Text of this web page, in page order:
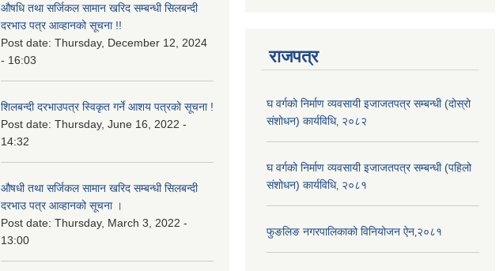
औषधि तथा सर्जिकल सामान खरिद सम्बन्धी सिलबन्दी
दरभाउ पत्र आव्हानको सूचना !!
Post date: Thursday, December 12, 2024
- 16:03
शिलबन्दी दरभाउपत्र स्विकृत गर्ने आशय पत्रको सूचना !
Post date: Thursday, June 16, 2022 -
14:32
औषधी तथा सर्जिकल सामान खरिद सम्बन्धी सिलबन्दी
दरभाउ पत्र आव्हानको सूचना ।
Post date: Thursday, March 3, 2022 -
13:00
राजपत्र
घ वर्गको निर्माण व्यवसायी इजाजतपत्र सम्बन्धी (दोस्रो
संशोधन) कार्यविधि‚ २०८२
घ वर्गको निर्माण व्यवसायी इजाजतपत्र सम्बन्धी (पहिलो
संशोधन) कार्यविधि‚ २०८१
फुङलिङ नगरपालिकाको विनियोजन ऐन‚२०८१